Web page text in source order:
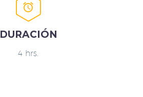


DURACIÓN
4 hrs.